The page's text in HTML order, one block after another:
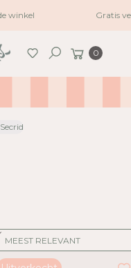
winkel Gratis
Zoeken
Winkelwagen
0
Secrid